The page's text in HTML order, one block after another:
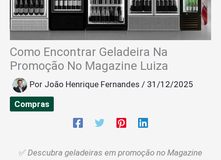
Como Encontrar Geladeira Na
Promoção No Magazine Luiza
Por João Henrique Fernandes / 31/12/2025
Compras
✅ Descubra geladeiras em promoção no Magazine